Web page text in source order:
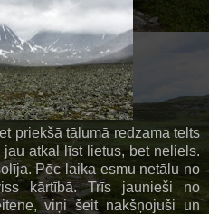
priekšā tālumā redzama telts
atkal līst lietus, bet neliels.
Pēc laika esmu netālu no
kārtībā. Trīs jaunieši no
viņi šeit nakšņojuši un